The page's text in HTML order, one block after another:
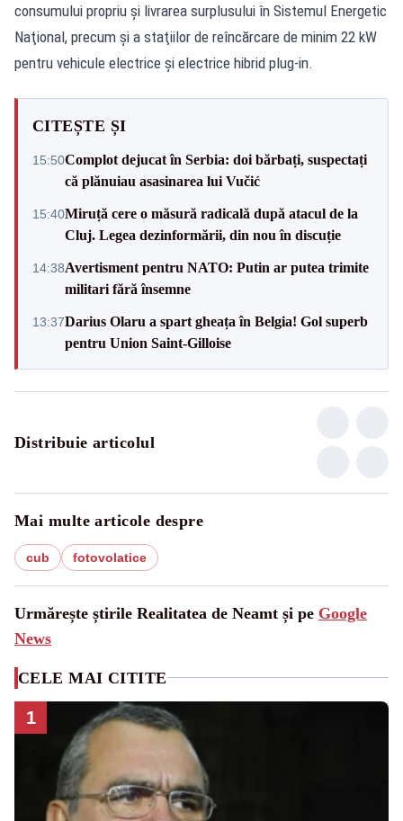
consumului propriu şi livrarea surplusului în Sistemul Energetic
Naţional, precum şi a staţiilor de reîncărcare de minim 22 kW
pentru vehicule electrice şi electrice hibrid plug-in.
CITEȘTE ȘI
15:50Complot dejucat în Serbia: doi bărbați, suspectați
că plănuiau asasinarea lui Vučić
15:40Miruță cere o măsură radicală după atacul de la
Cluj. Legea dezinformării, din nou în discuție
14:38Avertisment pentru NATO: Putin ar putea trimite
militari fără însemne
13:37Darius Olaru a spart gheața în Belgia! Gol superb
pentru Union Saint-Gilloise
Distribuie articolul
Mai multe articole despre
cub fotovolatice
Urmărește știrile Realitatea de Neamt și pe Google
News
CELE MAI CITITE
1